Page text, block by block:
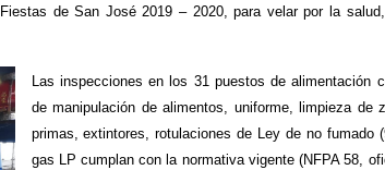
de San José 2019 – 2020, para velar por la
Las inspecciones en los 31 puestos de alimentación
de manipulación de alimentos, uniforme, limpieza de
primas, extintores, rotulaciones de Ley de no
gas LP cumplan con la normativa vigente (NFPA 58,